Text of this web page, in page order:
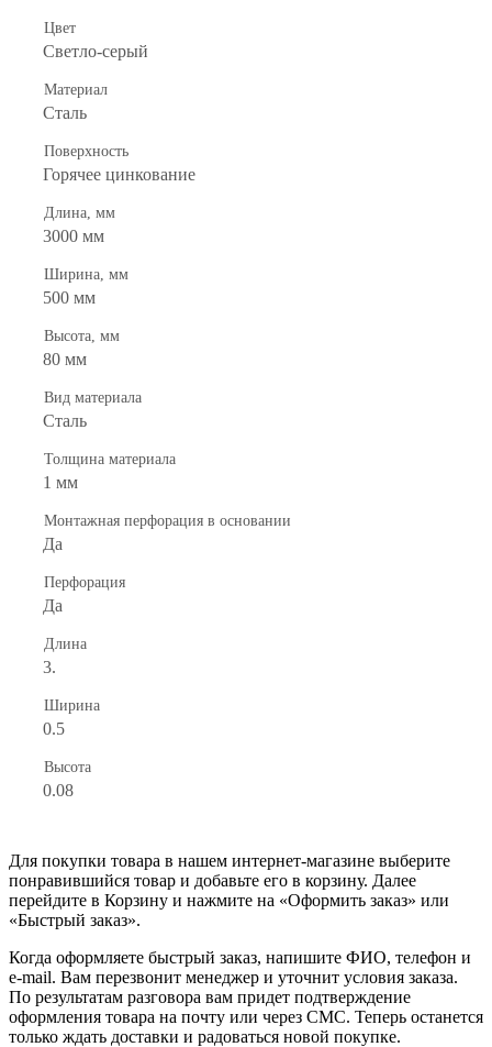
Цвет
Светло-серый
Материал
Сталь
Поверхность
Горячее цинкование
Длина, мм
3000 мм
Ширина, мм
500 мм
Высота, мм
80 мм
Вид материала
Сталь
Толщина материала
1 мм
Монтажная перфорация в основании
Да
Перфорация
Да
Длина
3.
Ширина
0.5
Высота
0.08
Для покупки товара в нашем интернет-магазине выберите
понравившийся товар и добавьте его в корзину. Далее
перейдите в Корзину и нажмите на «Оформить заказ» или
«Быстрый заказ».
Когда оформляете быстрый заказ, напишите ФИО, телефон и
e-mail. Вам перезвонит менеджер и уточнит условия заказа.
По результатам разговора вам придет подтверждение
оформления товара на почту или через СМС. Теперь останется
только ждать доставки и радоваться новой покупке.